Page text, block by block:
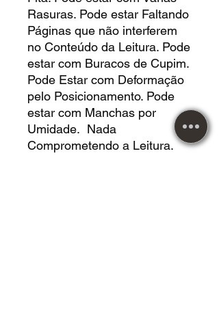
Rasuras. Pode estar Faltando
Páginas que não interferem
no Conteúdo da Leitura. Pode
estar com Buracos de Cupim.
Pode Estar com Deformação
pelo Posicionamento. Pode
estar com Manchas por
Umidade. Nada
Comprometendo a Leitura.